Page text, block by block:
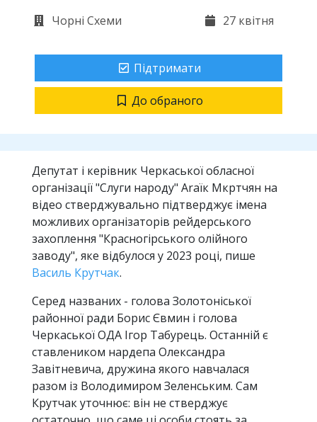
Чорні Схеми 27 квітня
Підтримати
До обраного
Депутат і керівник Черкаської обласної
організації "Слуги народу" Araїк Мкртчян на
відео стверджувально підтверджує імена
можливих організаторів рейдерського
захоплення "Красногірського олійного
заводу", яке відбулося у 2023 році, пише
Василь Крутчак.
Серед названих - голова Золотоніської
районної ради Борис Євмин і голова
Черкаської ОДА Ігор Табурець. Останній є
ставлеником нардепа Олександра
Завітневича, дружина якого навчалася
разом із Володимиром Зеленським. Сам
Крутчак уточнює: він не стверджує